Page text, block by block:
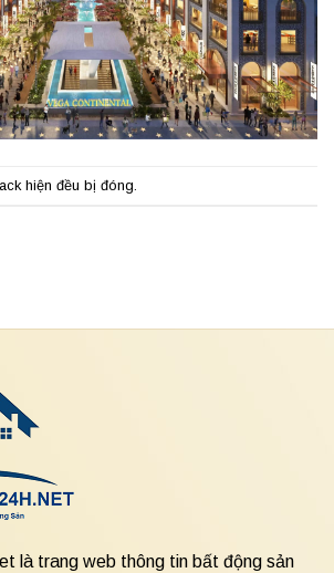
hiện đều bị đóng.
là trang web thông tin bất động sản